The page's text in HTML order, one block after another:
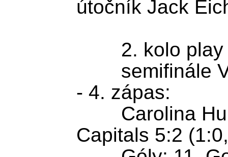
útočník Jack
- 4. zápas:
Capitals 5:2